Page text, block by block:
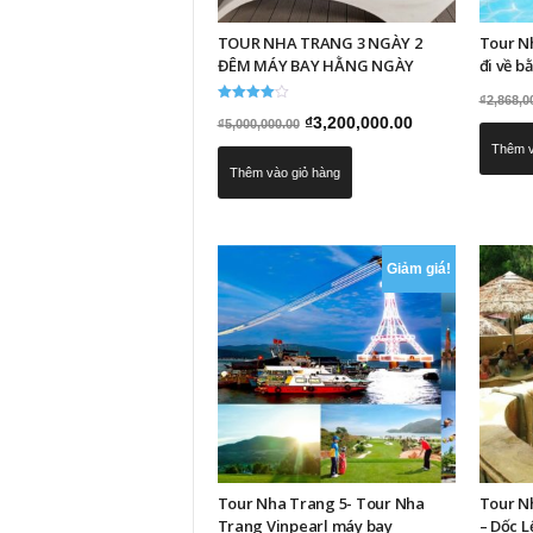
TOUR NHA TRANG 3 NGÀY 2
ĐÊM MÁY BAY HẰNG NGÀY
hạng
5 sao
₫5,000,000.00 Giá
gốc
là:
₫3,200,000.00Giá
Thêm vào giỏ hàng
Tour
đi về
₫
Thêm
Giảm giá!
Tour Nha Trang 5- Tour Nha
Trang Vinpearl máy bay
Tour
– Dốc